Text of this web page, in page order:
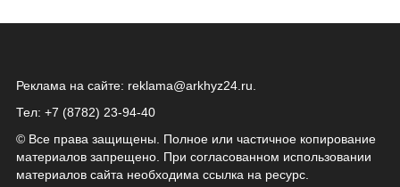
Реклама на сайте: reklama@arkhyz24.ru.
Тел: +7 (8782) 23‑94‑40
© Все права защищены. Полное или частичное копирование
материалов запрещено. При согласованном использовании
материалов сайта необходима ссылка на ресурс.